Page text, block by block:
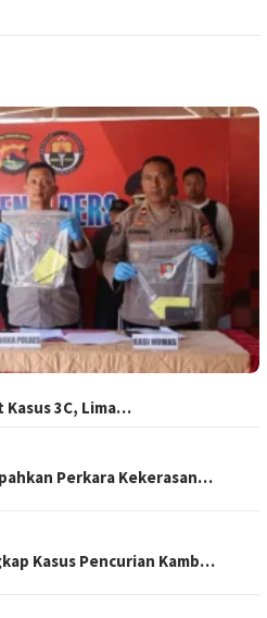
Kasus 3C, Lima…
Perkara Kekerasan…
Kasus Pencurian Kamb…